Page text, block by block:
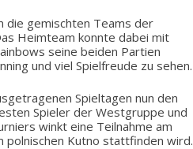
die gemischten Teams der
Heimteam konnte dabei mit
seine beiden Partien
und viel Spielfreude zu sehen.
Spieltagen nun den
Spieler der Westgruppe und
winkt eine Teilnahme am
polnischen Kutno stattfinden wird.